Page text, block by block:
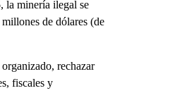
la minería ilegal se
de dólares (de
rechazar
fiscales y